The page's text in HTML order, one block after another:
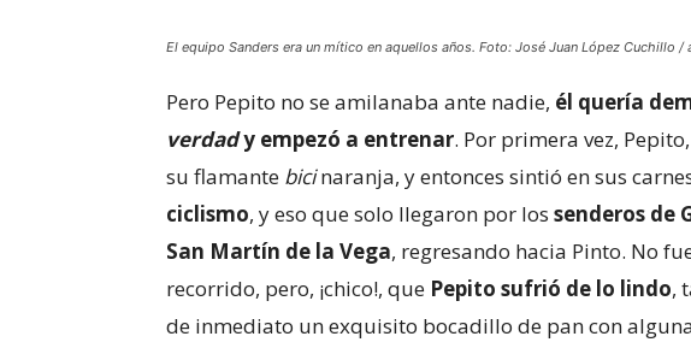
El equipo Sanders era un mítico en aquellos años. Foto: José Juan López Cuchillo /
Pero Pepito no se amilanaba ante nadie, él quería
verdady empezó a entrenar. Por primera vez,
su flamante bicinaranja, y entonces sintió en sus
ciclismo, y eso que solo llegaron por los senderos de
San Martín de la Vega, regresando hacia Pinto. No
recorrido, pero, ¡chico!, que Pepito sufrió de lo lindo,
de inmediato un exquisito bocadillo de pan con